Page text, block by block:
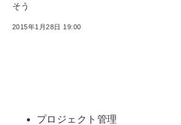
そう
2015年1月28日 19:00
プロジェクト管理